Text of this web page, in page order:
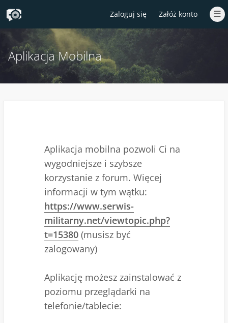
Zaloguj się Załóż konto
Aplikacja Mobilna
Aplikacja mobilna pozwoli Ci na
wygodniejsze i szybsze
korzystanie z forum. Więcej
informacji w tym wątku:
https://www.serwis-
militarny.net/viewtopic.php?
t=15380 (musisz być
zalogowany)
Aplikację możesz zainstalować z
poziomu przeglądarki na
telefonie/tablecie: